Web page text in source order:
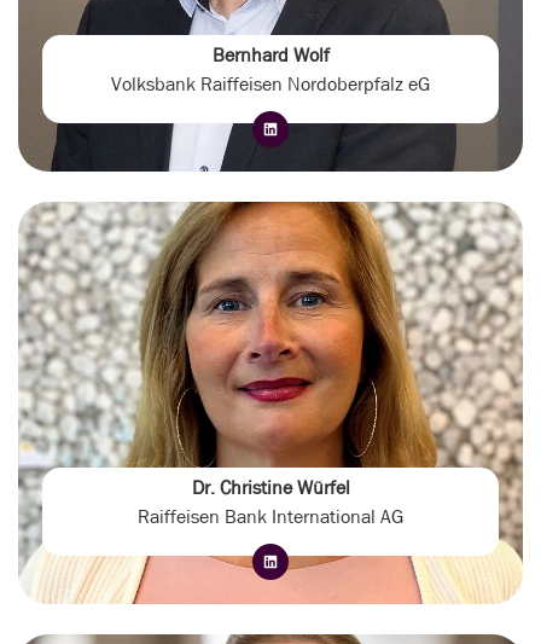
Bernhard Wolf
Volksbank Raiffeisen Nordoberpfalz eG
Dr. Christine Würfel
Raiffeisen Bank International AG